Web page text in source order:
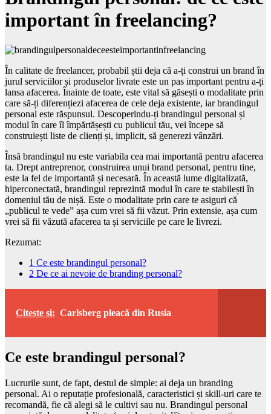
important în freelancing?
În calitate de freelancer, probabil știi deja că a-ți construi un brand în
jurul serviciilor și produselor livrate este un pas important pentru a-ți
lansa afacerea. Înainte de toate, este vital să găsești o modalitate prin
care să-ți diferențiezi afacerea de cele deja existente, iar brandingul
personal este răspunsul. Descoperindu-ți brandingul personal și
modul în care îl împărtășești cu publicul tău, vei începe să
construiești liste de clienți și, implicit, să generezi vânzări.
Însă brandingul nu este variabila cea mai importantă pentru afacerea
ta. Drept antreprenor, construirea unui brand personal, pentru tine,
este la fel de importantă și necesară. În această lume digitalizată,
hiperconectată, brandingul reprezintă modul în care te stabilești în
domeniul tău de nișă. Este o modalitate prin care te asiguri că
„publicul te vede” așa cum vrei să fii văzut. Prin extensie, așa cum
vrei să fii văzută afacerea ta și serviciile pe care le livrezi.
Rezumat:
1 Ce este brandingul personal?
2 De ce ai nevoie de branding personal?
Citeste si: Carlsberg pleacă din Rusia
Ce este brandingul personal?
Lucrurile sunt, de fapt, destul de simple: ai deja un branding
personal. Ai o reputație profesională, caracteristici și skill-uri care te
recomandă, fie că alegi să le cultivi sau nu. Brandingul personal